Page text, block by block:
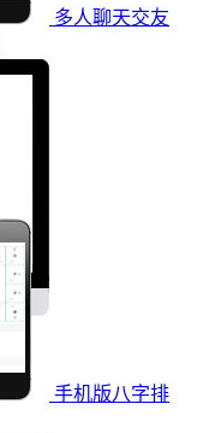
多人聊天交友
手机版八字排